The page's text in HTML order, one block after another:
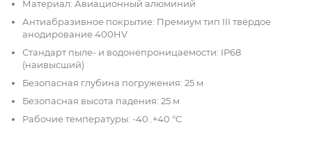
Материал: Авиационный алюминий
Антиабразивное покрытие: Премиум тип III твёрдое
анодирование 400HV
Стандарт пыле- и водонепроницаемости: IP68
(наивысший)
Безопасная глубина погружения: 25 м
Безопасная высота падения: 25 м
Рабочие температуры: -40..+40 °C